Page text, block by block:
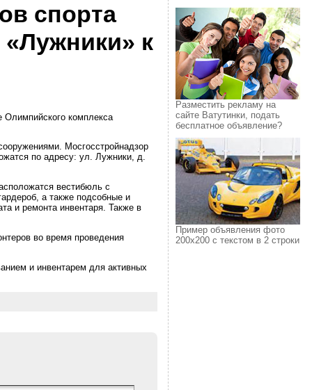
спорта
к
Олимпийского комплекса
Мосгосстройнадзор
по адресу: ул. Лужники, д.
вестибюль с
а также подсобные и
и ремонта инвентаря. Также в
во время проведения
и инвентарем для активных
Разместить рекламу на
сайте Ватутинки, подать
бесплатное объявление?
Пример объявления фото
200х200 с текстом в 2 строки